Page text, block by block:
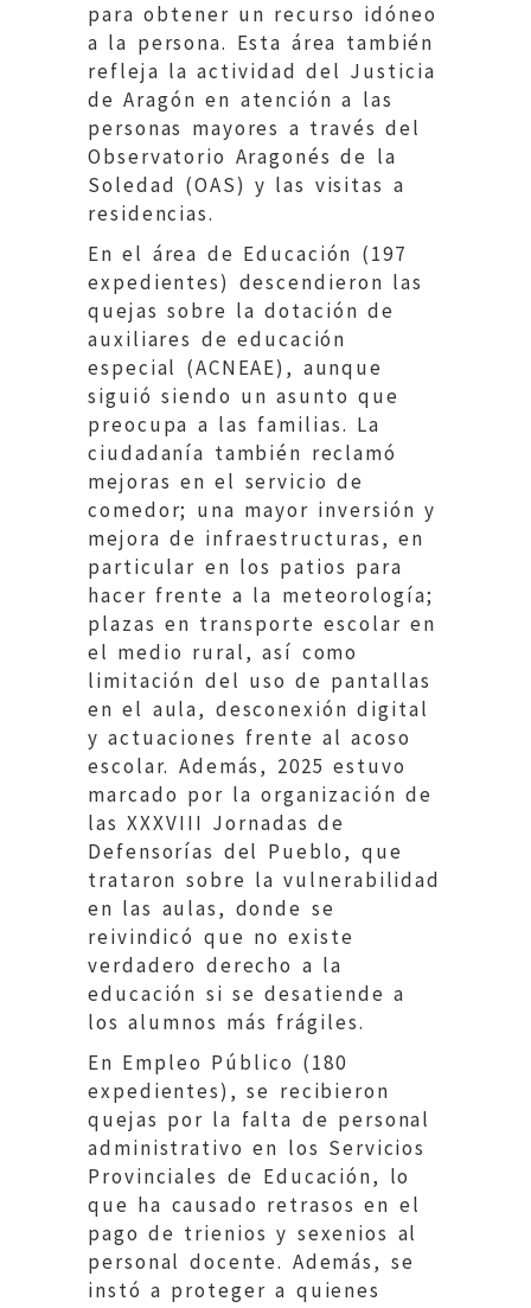
para obtener un recurso idóneo
a la persona. Esta área también
refleja la actividad del Justicia
de Aragón en atención a las
personas mayores a través del
Observatorio Aragonés de la
Soledad (OAS) y las visitas a
residencias.
En el área de Educación (197
expedientes) descendieron las
quejas sobre la dotación de
auxiliares de educación
especial (ACNEAE), aunque
siguió siendo un asunto que
preocupa a las familias. La
ciudadanía también reclamó
mejoras en el servicio de
comedor; una mayor inversión y
mejora de infraestructuras, en
particular en los patios para
hacer frente a la meteorología;
plazas en transporte escolar en
el medio rural, así como
limitación del uso de pantallas
en el aula, desconexión digital
y actuaciones frente al acoso
escolar. Además, 2025 estuvo
marcado por la organización de
las XXXVIII Jornadas de
Defensorías del Pueblo, que
trataron sobre la vulnerabilidad
en las aulas, donde se
reivindicó que no existe
verdadero derecho a la
educación si se desatiende a
los alumnos más frágiles.
En Empleo Público (180
expedientes), se recibieron
quejas por la falta de personal
administrativo en los Servicios
Provinciales de Educación, lo
que ha causado retrasos en el
pago de trienios y sexenios al
personal docente. Además, se
instó a proteger a quienes